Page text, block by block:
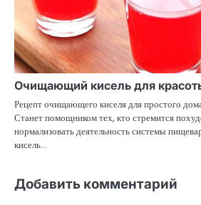
Очищающий кисель для
Рецепт очищающего киселя для простого
Станет помощником тех, кто стремится
нормализовать деятельность системы
кисель…
Добавить комментарий